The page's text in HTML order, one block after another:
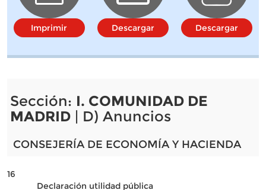
Imprimir Descargar Descargar
Sección: I. COMUNIDAD DE
MADRID| D) Anuncios
CONSEJERÍA DE ECONOMÍA Y HACIENDA
16
Declaración utilidad pública